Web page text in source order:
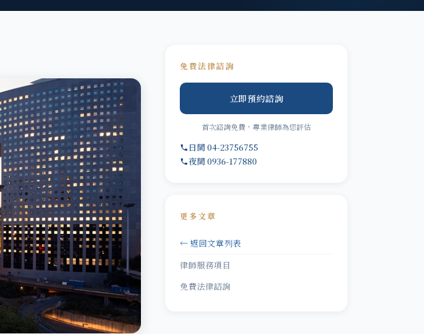
免費法律諮詢
立即預約諮詢
首次諮詢免費，專業律師為您評估
日間 04-23756755
夜間 0936-177880
更多文章
← 返回文章列表
律師服務項目
免費法律諮詢